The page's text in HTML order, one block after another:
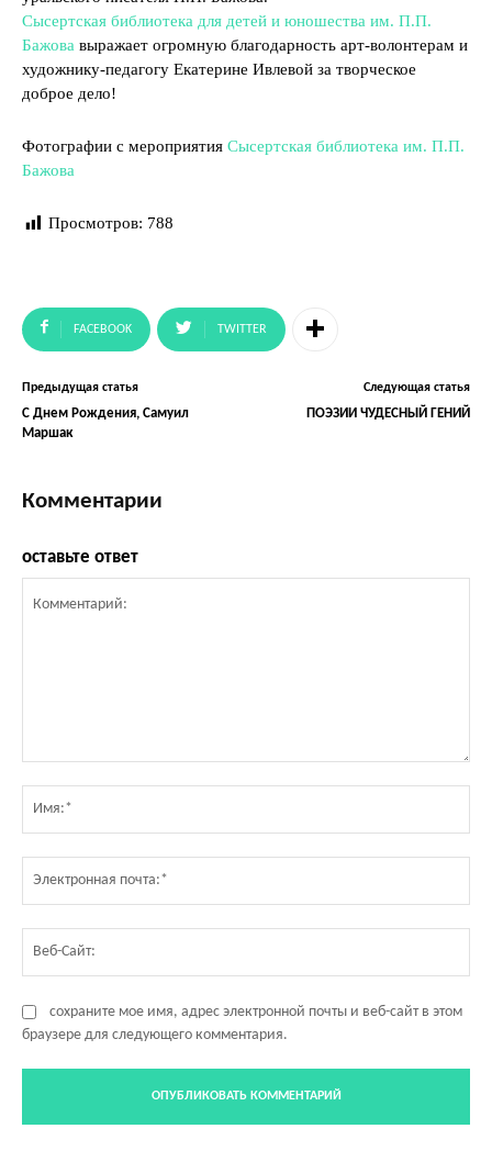
Сысертская библиотека для детей и юношества им. П.П.
Бажова выражает огромную благодарность арт-волонтерам и
художнику-педагогу Екатерине Ивлевой за творческое
доброе дело!
Фотографии с мероприятия Сысертская библиотека им. П.П.
Бажова
Просмотров: 788
FACEBOOK TWITTER
Предыдущая статья
С Днем Рождения, Самуил
Маршак
Следующая статья
ПОЭЗИИ ЧУДЕСНЫЙ ГЕНИЙ
Комментарии
оставьте ответ
сохраните мое имя, адрес электронной почты и веб-сайт в этом
браузере для следующего комментария.